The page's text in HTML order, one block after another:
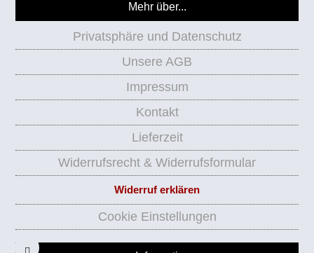
Mehr über...
Privatsphäre und Datenschutz
Unsere AGB
Impressum
Kontakt
Lieferzeit
Widerrufsrecht & Widerrufsformular
Widerruf erklären
Cookie Einstellungen